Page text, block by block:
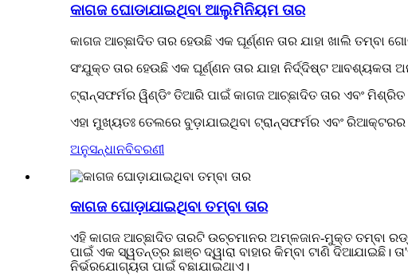
କାଗଜ ଘୋଡାଯାଇଥିବା ଆଲୁମିନିୟମ ତାର
କାଗଜ ଆଚ୍ଛାଦିତ ତାର ହେଉଛି ଏକ ଘୂର୍ଣ୍ଣନ ତାର ଯାହା ଖାଲି ତମ୍ବା
ସଂଯୁକ୍ତ ତାର ହେଉଛି ଏକ ଘୂର୍ଣ୍ଣନ ତାର ଯାହା ନିର୍ଦ୍ଦିଷ୍ଟ ଆବଶ୍ୟକତା
ଟ୍ରାନ୍ସଫର୍ମର ୱିଣ୍ଡିଂ ତିଆରି ପାଇଁ କାଗଜ ଆଚ୍ଛାଦିତ ତାର ଏବଂ ମିଶ୍ରିତ
ଏହା ମୁଖ୍ୟତଃ ତେଲରେ ବୁଡ଼ାଯାଇଥିବା ଟ୍ରାନ୍ସଫର୍ମର ଏବଂ
ଅନୁସନ୍ଧାନବିବରଣୀ
କାଗଜ ଘୋଡ଼ାଯାଇଥିବା ତମ୍ବା ତାର
ଏହି କାଗଜ ଆଚ୍ଛାଦିତ ତାରଟି ଉଚ୍ଚମାନର ଅମ୍ଳଜାନ-ମୁକ୍ତ ତମ୍ବା
ପାଇଁ ଏକ ସ୍ୱତନ୍ତ୍ର ଛାଞ୍ଚ ଦ୍ୱାରା ବାହାର କିମ୍ବା ଟାଣି ଦିଆଯାଇଛି।
ନିର୍ଭରଯୋଗ୍ୟତା ପାଇଁ ବଛାଯାଇଥାଏ।